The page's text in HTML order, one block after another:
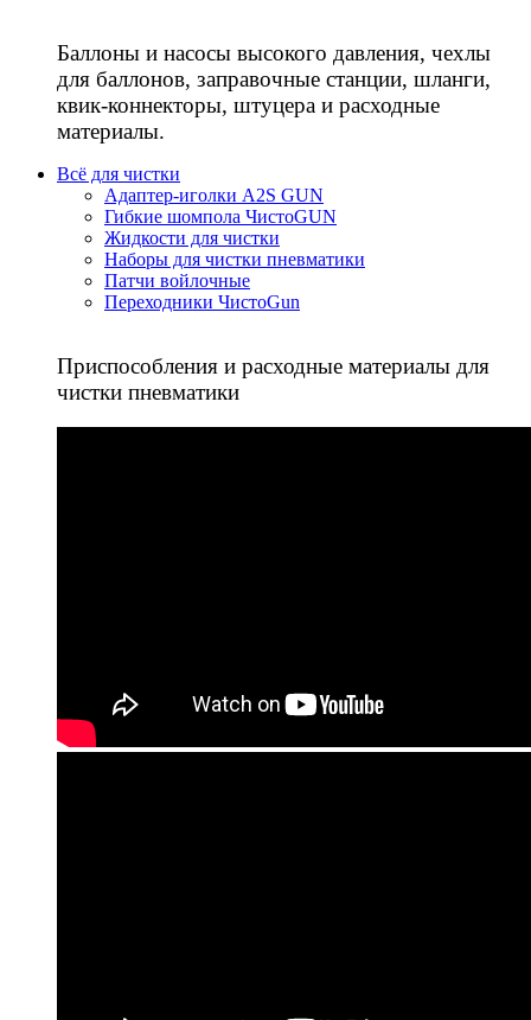
Баллоны и насосы высокого давления, чехлы
для баллонов, заправочные станции, шланги,
квик-коннекторы, штуцера и расходные
материалы.
Всё для чистки
Адаптер-иголки A2S GUN
Гибкие шомпола ЧистоGUN
Жидкости для чистки
Наборы для чистки пневматики
Патчи войлочные
Переходники ЧистоGun
Приспособления и расходные материалы для
чистки пневматики